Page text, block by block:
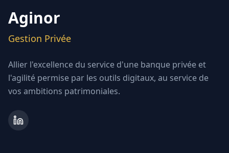
Aginor
Gestion Privée
Allier l'excellence du service d'une banque privée et
l'agilité permise par les outils digitaux, au service de
vos ambitions patrimoniales.